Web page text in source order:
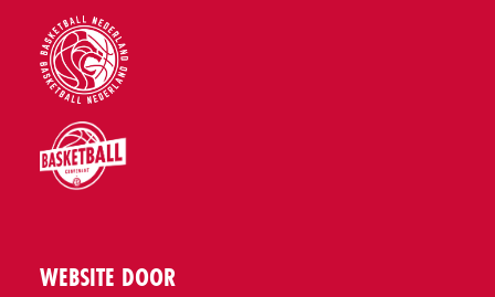
WEBSITE DOOR